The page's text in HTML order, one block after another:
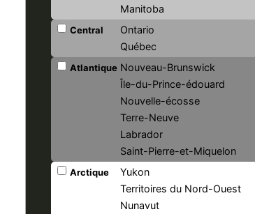
Manitoba
Central
Ontario
Québec
Atlantique Nouveau-Brunswick
Île-du-Prince-édouard
Nouvelle-écosse
Terre-Neuve
Labrador
Saint-Pierre-et-Miquelon
Arctique
Yukon
Territoires du Nord-Ouest
Nunavut